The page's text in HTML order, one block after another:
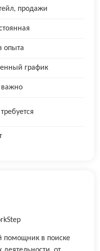
продажи
опыта
график
важно
помощник в поиске